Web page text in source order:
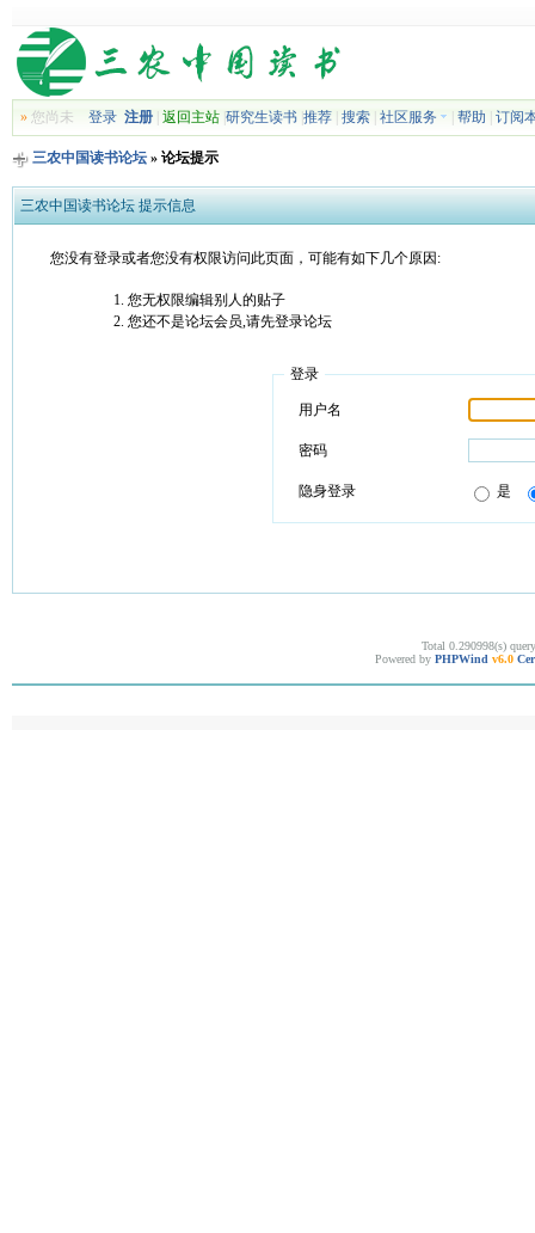
»您尚未 登录 注册| 返回主站| 研究生读书| 推荐| 搜索| 社区服务 帮助 订阅
三农中国读书论坛» 论坛提示
三农中国读书论坛 提示信息
您没有登录或者您没有权限访问此页面，可能有如下几个原因:
您无权限编辑别人的贴子
您还不是论坛会员,请先登录论坛
登录
用户名
密码
隐身登录 是
Total 0.290998(s)
Powered by PHPWind v6.0